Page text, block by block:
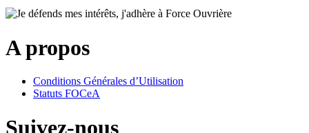
A propos
Conditions Générales d’Utilisation
Statuts FOCeA
Suivez-nous